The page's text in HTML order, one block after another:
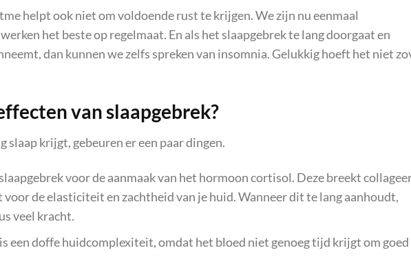
helpt ook niet om voldoende rust te krijgen. We zijn nu eenmaal
het beste op regelmaat. En als het slaapgebrek te lang doorgaat en
dan kunnen we zelfs spreken van insomnia. Gelukkig hoeft het niet
van slaapgebrek?
slaap krijgt, gebeuren er een paar dingen.
voor de aanmaak van het hormoon cortisol. Deze breekt
voor de elasticiteit en zachtheid van je huid. Wanneer dit te lang aanhoudt,
veel kracht.
een doffe huidcomplexiteit, omdat het bloed niet genoeg tijd krijgt om goed